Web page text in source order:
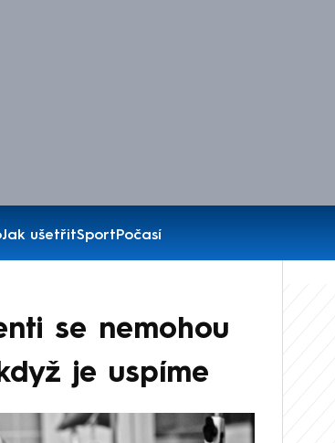
Jak ušetřitSportPočasí
se nemohou
je uspíme